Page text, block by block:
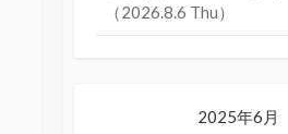
（2026.8.6 Thu）
2025年6月